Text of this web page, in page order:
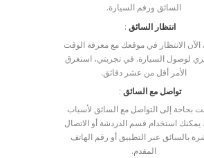
السائق ورقم السيارة.
انتظار السائق :
الآن الانتظار في موقعك مع معرفة الوقت
لوصول السيارة. في تجربتي، استغرق
الأمر أقل من عشر دقائق.
تواصل مع السائق :
بحاجة إلى التواصل مع السائق لأسباب
يمكنك استخدام قسم الدردشة أو الاتصال
بالسائق عبر التطبيق أو رقم الهاتف
المقدم.